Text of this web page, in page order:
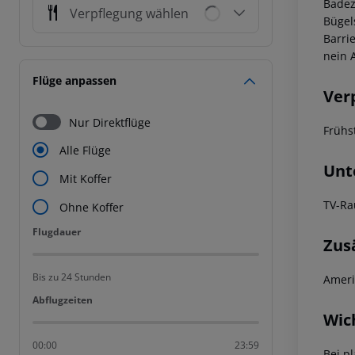
Verpflegung wählen
Flüge anpassen
Nur Direktflüge
Alle Flüge
Mit Koffer
Ohne Koffer
Flugdauer
Flugdauer
Bis zu 24 Stunden
Abflugzeiten
Abflugzeiten
00:00 23:59
nein
TV-